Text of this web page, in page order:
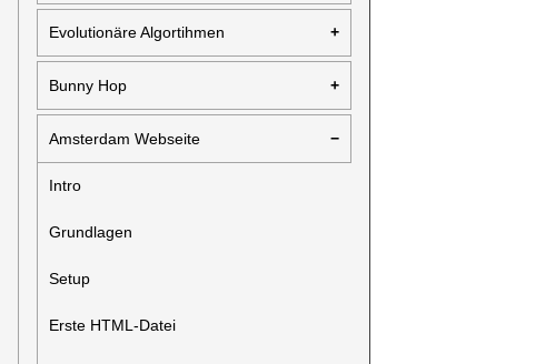
Evolutionäre Algortihmen
Bunny Hop
Amsterdam Webseite
Intro
Grundlagen
Setup
Erste HTML-Datei